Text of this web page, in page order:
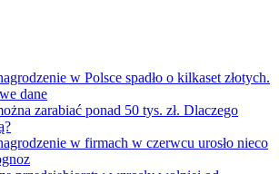
w Polsce spadło o kilkaset złotych.
dane
zarabiać ponad 50 tys. zł. Dlaczego
w firmach w czerwcu urosło nieco